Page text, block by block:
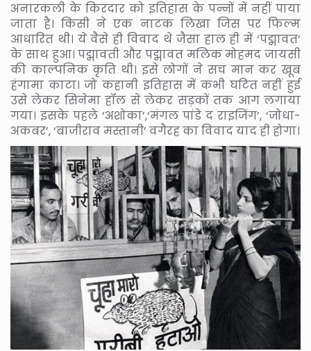
अनारकली के किरदार को इतिहास के पन्नों में नहीं पाया
जाता है। किसी ने एक नाटक लिखा जिस पर फिल्म
आधारित थी। ये वैसे ही विवाद थे जैसा हाल ही में ‘पद्मावत’
के साथ हुआ। पद्मावती और पद्मावत मलिक मोहमद जायसी
की काल्पनिक कृति थी। इसे लोगों ने सच मान कर खूब
हंगामा काटा। जो कहानी इतिहास में कभी घटित नहीं हुई
उसे लेकर सिनेमा हॉल से लेकर सड़कों तक आग लगाया
गया। इसके पहले ‘अशोका’,‘मंगल पांडे द राइजिंग’, ‘जोधा-
अकबर’, ‘बाजीराव मस्तानी’ वगैरह का विवाद याद ही होगा।